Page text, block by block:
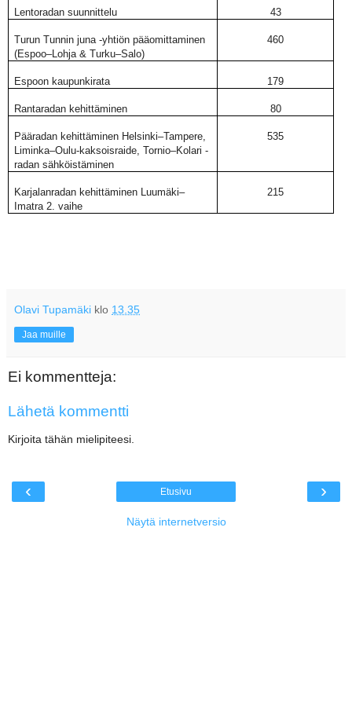
Lentoradan suunnittelu 43
Turun Tunnin juna -yhtiön pääomittaminen
(Espoo–Lohja & Turku–Salo)
460
Espoon kaupunkirata 179
Rantaradan kehittäminen 80
Pääradan kehittäminen Helsinki–Tampere,
Liminka–Oulu-kaksoisraide, Tornio–Kolari -
radan sähköistäminen
535
Karjalanradan kehittäminen Luumäki–
Imatra 2. vaihe
215
Olavi Tupamäki klo 13.35
Jaa muille
Ei kommentteja:
Lähetä kommentti
Kirjoita tähän mielipiteesi.
‹ ›
Etusivu
Näytä internetversio